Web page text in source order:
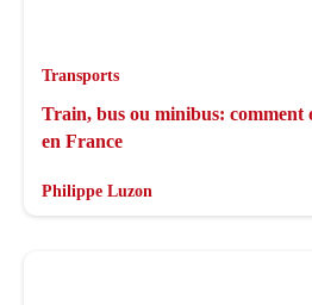
Transports
Train, bus ou minibus: comment
en France
Philippe Luzon